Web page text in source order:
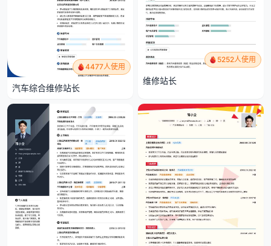
4477人使用
汽车综合维修站长
5252人使用
维修站长